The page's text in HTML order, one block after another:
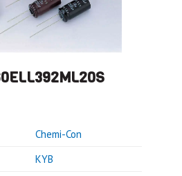
Chemi-Con
KYB